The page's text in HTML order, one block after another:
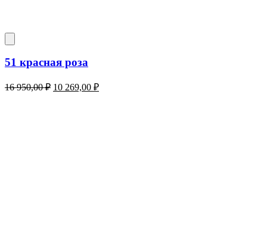
51 красная роза
16 950,00₽ Первоначальная
10 269,00 ₽Текущая